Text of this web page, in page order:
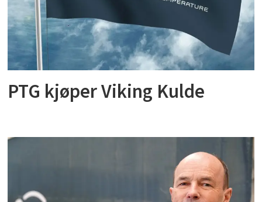
PTG kjøper Viking Kulde